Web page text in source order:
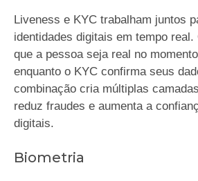
Liveness e KYC trabalham juntos
identidades digitais em tempo
que a pessoa seja real no
enquanto o KYC confirma seus
combinação cria múltiplas
reduz fraudes e aumenta a
digitais.
Biometria